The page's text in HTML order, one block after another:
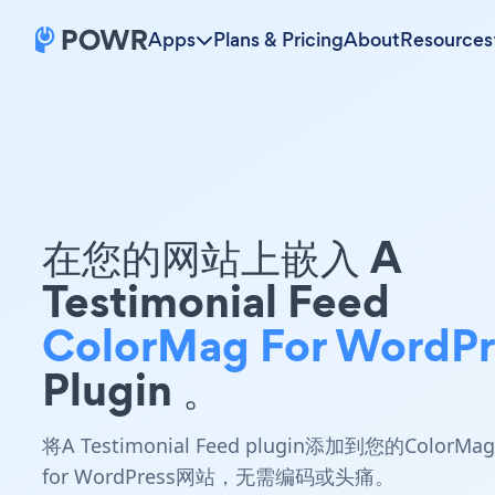
Apps Plans & PricingAboutResources
在您的网站上嵌入 A
Testimonial Feed
ColorMag For
Plugin 。
将A Testimonial Feed plugin添加到您的ColorMag
for WordPress网站，无需编码或头痛。